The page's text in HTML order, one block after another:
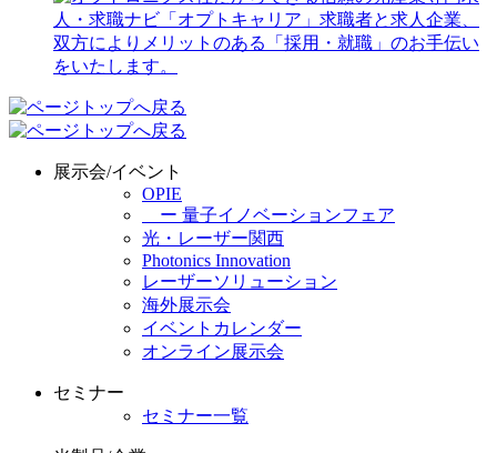
展示会/イベント
OPIE
ー 量子イノベーションフェア
光・レーザー関西
Photonics Innovation
レーザーソリューション
海外展示会
イベントカレンダー
オンライン展示会
セミナー
セミナー一覧